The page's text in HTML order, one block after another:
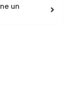
un